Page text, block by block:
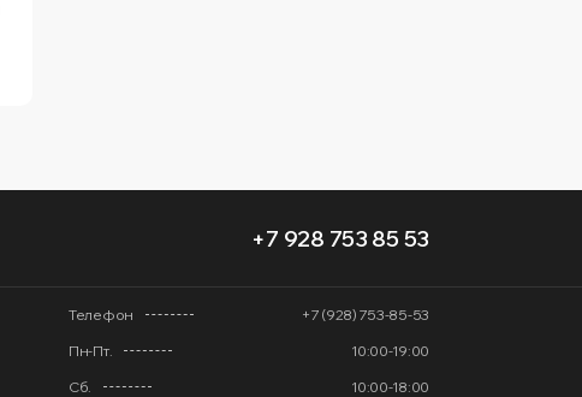
+7 928 753 85 53
Телефон
+7 (928) 753-85-53
Пн-Пт.
10:00-19:00
Сб.
10:00-18:00